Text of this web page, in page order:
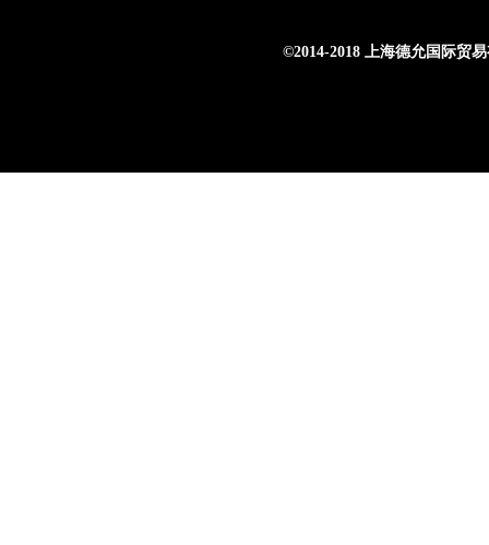
©2014-2018 上海德允国际贸